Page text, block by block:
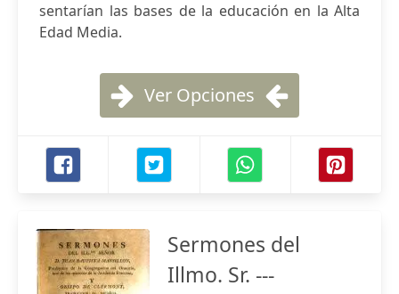
sentarían las bases de la educación en la Alta
Edad Media.
Ver Opciones
Sermones del
Illmo. Sr. ---